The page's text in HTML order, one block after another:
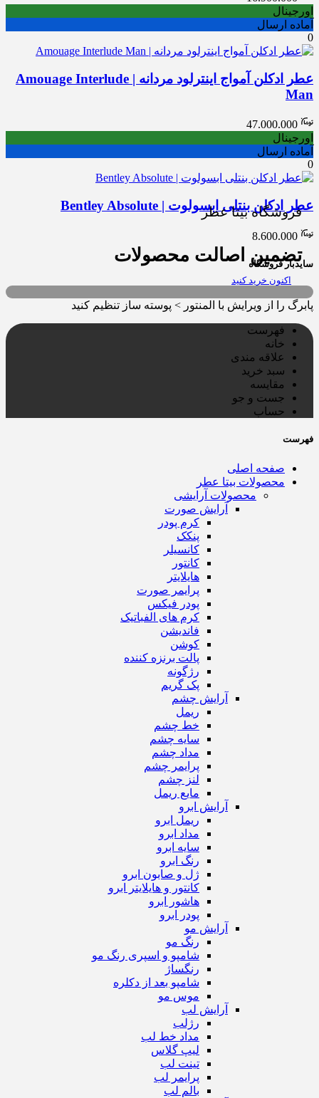
اورجینال
آماده ارسال
0
عطر ادکلن آمواج اینترلود مردانه | Amouage Interlude
Man
47.000.000
اورجینال
آماده ارسال
0
عطر ادکلن بنتلی ابسولوت | Bentley Absolute
8.600.000
سایدبار فروشگاه
فروشگاه بیتا عطر
تضمین اصالت محصولات
اکنون خرید کنید
پابرگ را از ویرایش با المنتور > پوسته ساز تنظیم کنید
فهرست
خانه
علاقه مندی
سبد خرید
مقایسه
جست و جو
حساب
فهرست
صفحه اصلی
محصولات بیتا عطر
محصولات آرایشی
آرایش صورت
کرم پودر
پنکک
کانسیلر
کانتور
هایلایتر
پرایمر صورت
پودر فیکس
کرم های الفباتیک
فاندیشن
کوشن
پالت برنزه کننده
رژگونه
پک گریم
آرایش چشم
ریمل
خط چشم
سایه چشم
مداد چشم
پرایمر چشم
لنز چشم
مایع ریمل
آرایش ابرو
ریمل ابرو
مداد ابرو
سایه ابرو
رنگ ابرو
ژل و صابون ابرو
کانتور و هایلایتر ابرو
هاشور ابرو
پودر ابرو
آرایش مو
رنگ مو
شامپو و اسپری رنگ مو
رنگساژ
شامپو بعد از دکلره
موس مو
آرایش لب
رژ‌لب
مداد خط لب
لیپ گلاس
تینت لب
پرایمر لب
بالم لب